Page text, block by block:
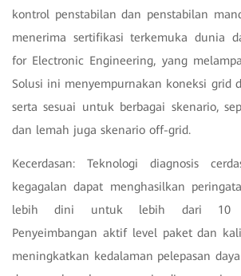
kontrol penstabilan dan penstabilan
menerima sertifikasi terkemuka dunia
for Electronic Engineering, yang
Solusi ini menyempurnakan koneksi grid
serta sesuai untuk berbagai skenario,
dan lemah juga skenario off-grid.
Kecerdasan: Teknologi diagnosis
kegagalan dapat menghasilkan
lebih dini untuk lebih dari 10
Penyeimbangan aktif level paket dan
meningkatkan kedalaman pelepasan